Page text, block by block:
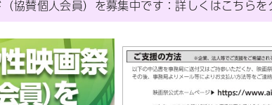
協賛個人会員）を募集中です：詳しくはこちらを